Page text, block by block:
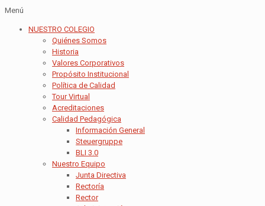
Menú
NUESTRO COLEGIO
Quiénes Somos
Historia
Valores Corporativos
Propósito Institucional
Política de Calidad
Tour Virtual
Acreditaciones
Calidad Pedagógica
Información General
Steuergruppe
BLI 3.0
Nuestro Equipo
Junta Directiva
Rectoría
Rector